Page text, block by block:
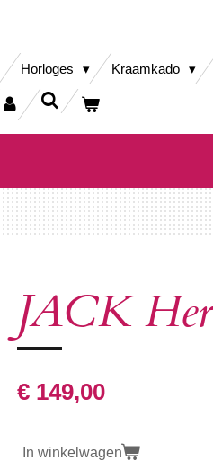
Horloges Kraamkado
JACK
€ 149,00
In winkelwagen